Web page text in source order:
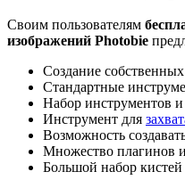
Своим пользователям
изображений Photobie
Создание
Стандартные
Набор инструментов
Инструмент для
Возможность
Множество плагинов
Большой набор кистей